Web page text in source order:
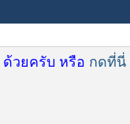
ด้วยครับ หรือ กดที่นี่